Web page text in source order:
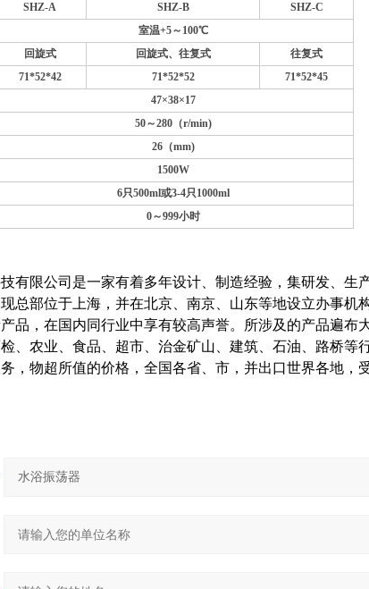
SHZ-A SHZ-B
SHZ-C
室温+5～100℃
回旋式 回旋式、往复式
往复式
71*52*42 71*52*52
71*52*45
47×38×17
50～280（r/min)
26（mm)
1500W
6只500ml或3-4只1000ml
0～999小时
技有限公司是一家有着多年设计、制造经验，集研发、生
总部位于上海，并在北京、南京、山东等地设立办事机
品，在国内同行业中享有较高声誉。所涉及的产品遍布
、农业、食品、超市、治金矿山、建筑、石油、路桥等
，物超所值的价格，全国各省、市，并出口世界各地，